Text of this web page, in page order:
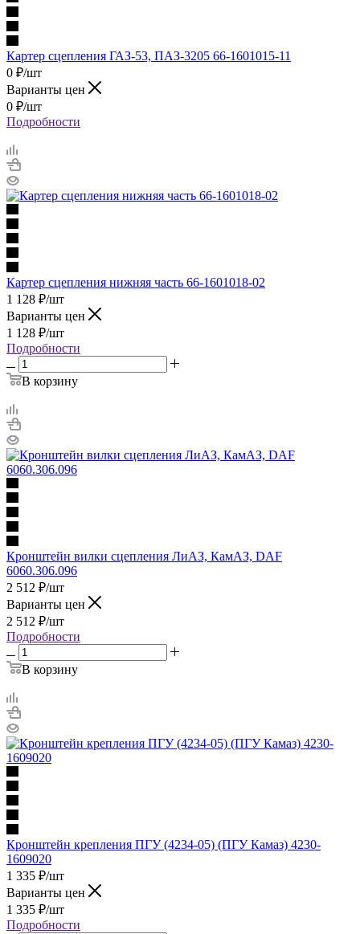
Картер сцепления ГАЗ-53, ПАЗ-3205 66-1601015-11
0 ₽/шт
Варианты цен
0 ₽/шт
Подробности
Картер сцепления нижняя часть 66-1601018-02
1 128 ₽/шт
Варианты цен
1 128 ₽/шт
Подробности
В корзину
Кронштейн вилки сцепления ЛиАЗ, КамАЗ, DAF
6060.306.096
2 512 ₽/шт
Варианты цен
2 512 ₽/шт
Подробности
В корзину
Кронштейн крепления ПГУ (4234-05) (ПГУ Камаз) 4230-
1609020
1 335 ₽/шт
Варианты цен
1 335 ₽/шт
Подробности